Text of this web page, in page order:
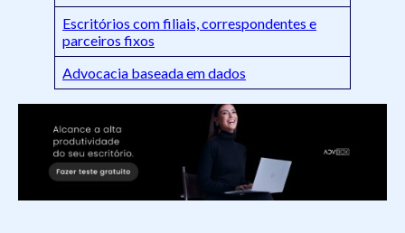
Escritórios com filiais, correspondentes e
parceiros fixos
Advocacia baseada em dados